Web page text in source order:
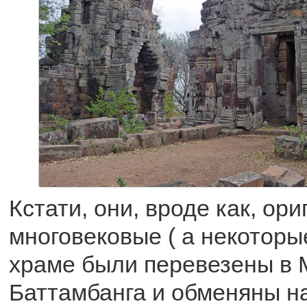
Кстати, они, вроде как,
многовековые ( а
храме были перевезены в
Баттамбанга и обменяны